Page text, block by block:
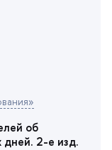
о
2-е изд.